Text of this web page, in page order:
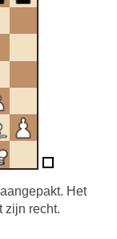
Het
zijn recht.